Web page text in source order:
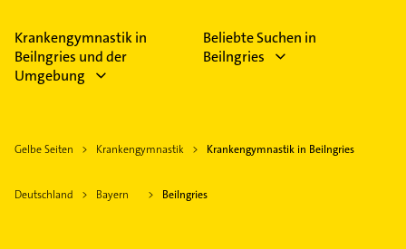
Krankengymnastik in
Beilngries und der
Umgebung
Beliebte Suchen in
Beilngries
Gelbe Seiten Krankengymnastik Krankengymnastik in Beilngries
Deutschland Bayern Beilngries